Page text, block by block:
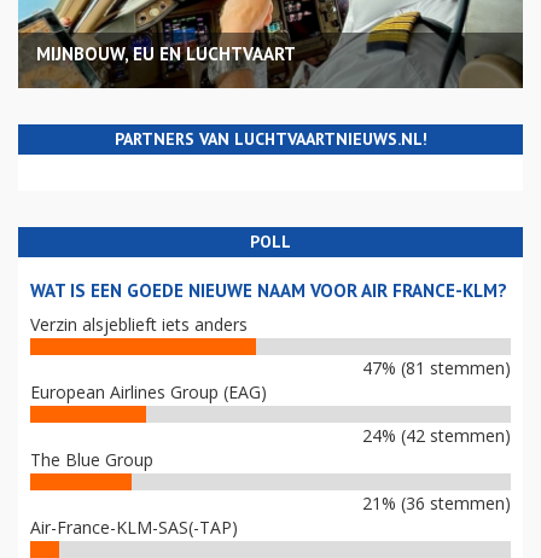
MIJNBOUW, EU EN LUCHTVAART
PARTNERS VAN LUCHTVAARTNIEUWS.NL!
POLL
WAT IS EEN GOEDE NIEUWE NAAM VOOR AIR FRANCE-KLM?
Verzin alsjeblieft iets anders
47% (81 stemmen)
European Airlines Group (EAG)
24% (42 stemmen)
The Blue Group
21% (36 stemmen)
Air-France-KLM-SAS(-TAP)